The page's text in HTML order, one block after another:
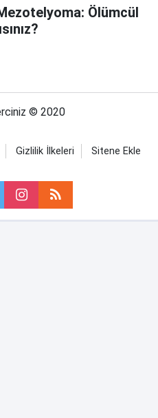
Ölümcül
© 2020
Gizlilik İlkeleri Sitene Ekle